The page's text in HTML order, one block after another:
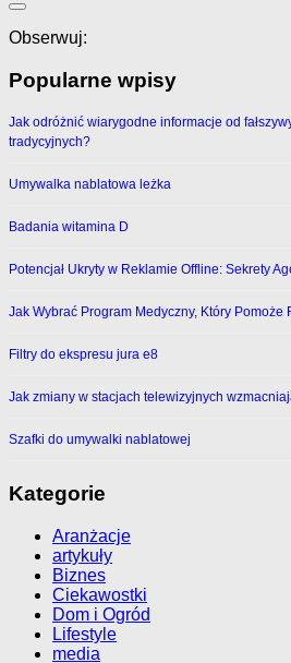
Obserwuj:
Popularne wpisy
Jak odróżnić wiarygodne informacje od
tradycyjnych?
Umywalka nablatowa leżka
Badania witamina D
Potencjał Ukryty w Reklamie Offline: Sekrety
Jak Wybrać Program Medyczny, Który Pomoże
Filtry do ekspresu jura e8
Jak zmiany w stacjach telewizyjnych
Szafki do umywalki nablatowej
Kategorie
Aranżacje
artykuły
Biznes
Ciekawostki
Dom i Ogród
Lifestyle
media